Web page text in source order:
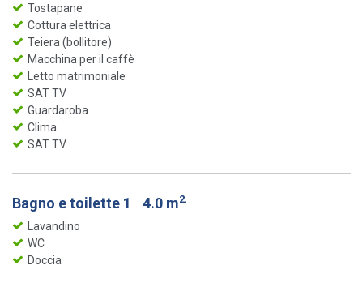
Tostapane
Cottura elettrica
Teiera (bollitore)
Macchina per il caffè
Letto matrimoniale
SAT TV
Guardaroba
Clima
SAT TV
Bagno e toilette 1 4.0 m2
Lavandino
WC
Doccia